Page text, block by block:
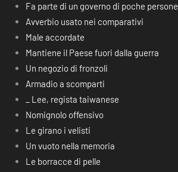
Fa parte di un governo di poche persone
Avverbio usato nei comparativi
Male accordate
Mantiene il Paese fuori dalla guerra
Un negozio di fronzoli
Armadio a scomparti
_ Lee, regista taiwanese
Nomignolo offensivo
Le girano i velisti
Un vuoto nella memoria
Le borracce di pelle